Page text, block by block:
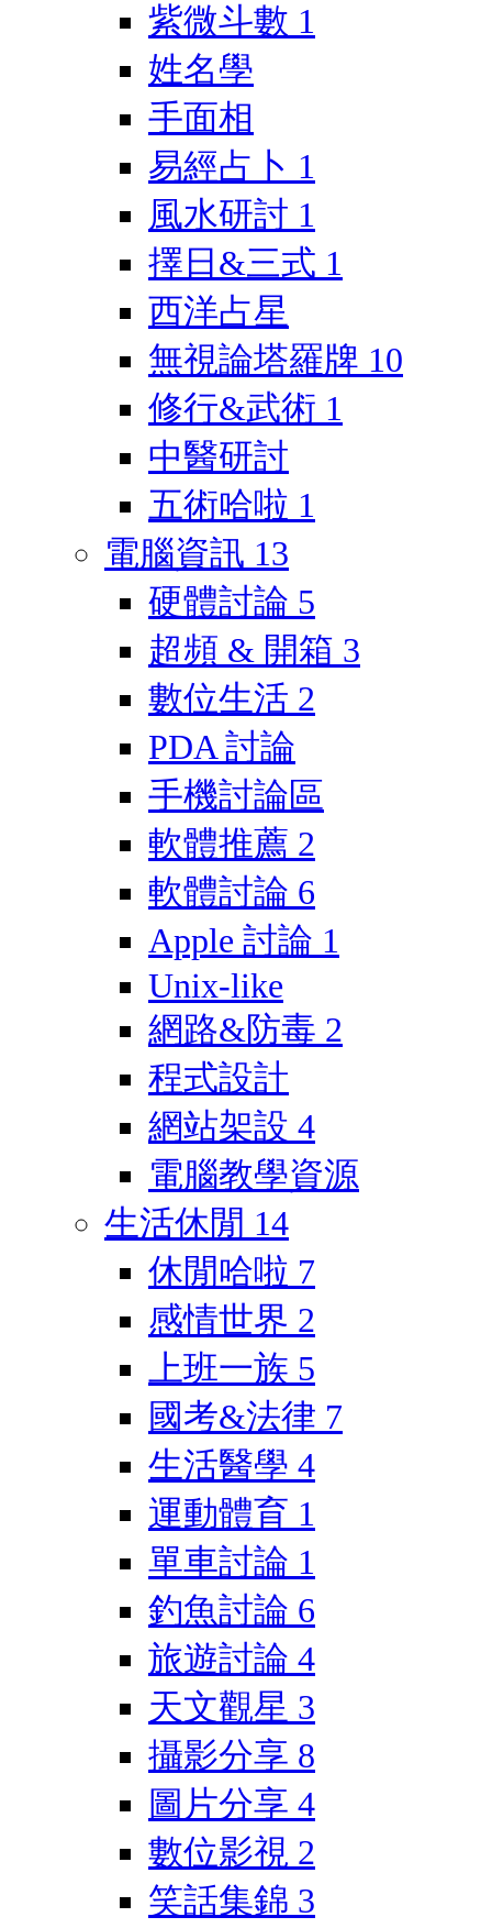
紫微斗數 1
姓名學
手面相
易經占卜 1
風水研討 1
擇日&三式 1
西洋占星
無視論塔羅牌 10
修行&武術 1
中醫研討
五術哈啦 1
電腦資訊 13
硬體討論 5
超頻 & 開箱 3
數位生活 2
PDA 討論
手機討論區
軟體推薦 2
軟體討論 6
Apple 討論 1
Unix-like
網路&防毒 2
程式設計
網站架設 4
電腦教學資源
生活休閒 14
休閒哈啦 7
感情世界 2
上班一族 5
國考&法律 7
生活醫學 4
運動體育 1
單車討論 1
釣魚討論 6
旅遊討論 4
天文觀星 3
攝影分享 8
圖片分享 4
數位影視 2
笑話集錦 3